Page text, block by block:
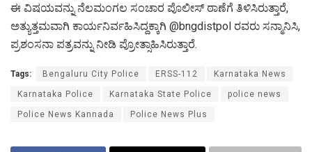
ಈ ವಿಷಯವನ್ನು ನೆಲಮಂಗಲ ಸಂಚಾರ ಪೊಲೀಸ್ ಠಾಣೆಗೆ ತಿಳಿಸಿರುತ್ತಾರೆ,
ಅತ್ಯುತ್ತಮವಾಗಿ ಕಾರ್ಯನಿರ್ವಹಿಸಿದ್ದಕ್ಕಾಗಿ @bngdistpol ರವರು ಸನ್ಮಾನಿಸಿ,
ಪ್ರಶಂಸನಾ ಪತ್ರವನ್ನು ನೀಡಿ ಪ್ರೋತ್ಸಾಹಿಸಿರುತ್ತಾರೆ.
Tags: Bengaluru City Police ERSS-112 Karnataka News
Karnataka Police Karnataka State Police police news
Police News Kannada Police News Plus